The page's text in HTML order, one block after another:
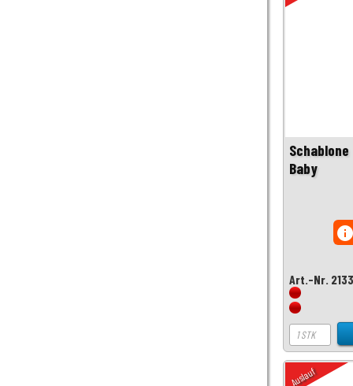
Schablone
Baby
Art.-Nr.
Auslauf